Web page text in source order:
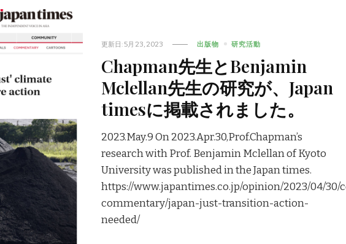
更新日: 5月 23, 2023 出版物 研究活動
Chapman先生とBenjamin
Mclellan先生の研究が、Japan
timesに掲載されました。
2023.May.9 On 2023.Apr.30,Prof.Chapman’s
research with Prof. Benjamin Mclellan of Kyoto
University was published in the Japan times.
https://www.japantimes.co.jp/opinion/2023/04/
commentary/japan-just-transition-action-
needed/